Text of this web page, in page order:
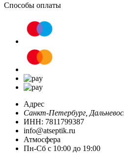
Способы оплаты
Адрес
Санкт-Петербург
ИНН: 7811799387
info@atseptik.ru
Атмосфера
Пн-Сб с 10:00 до 19:00